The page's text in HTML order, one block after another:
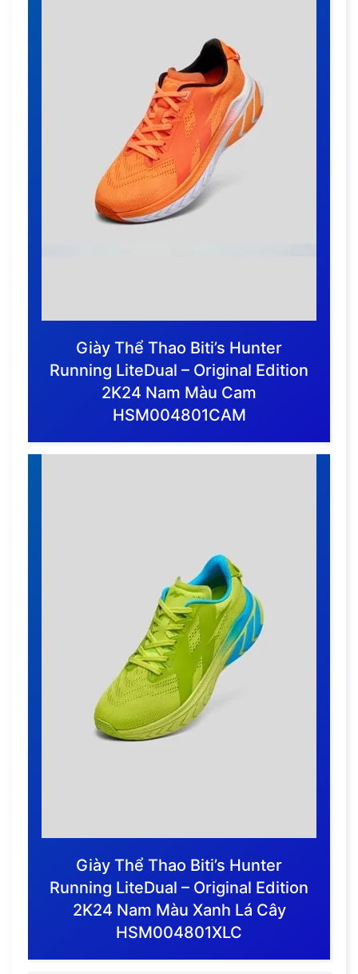
Giày Thể Thao Biti’s Hunter
Running LiteDual – Original Edition
2K24 Nam Màu Cam
HSM004801CAM
Giày Thể Thao Biti’s Hunter
Running LiteDual – Original Edition
2K24 Nam Màu Xanh Lá Cây
HSM004801XLC